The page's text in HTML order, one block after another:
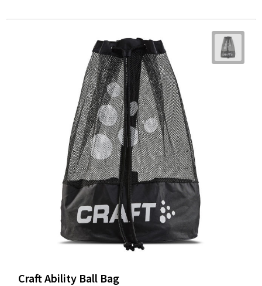
Craft Ability Ball Bag